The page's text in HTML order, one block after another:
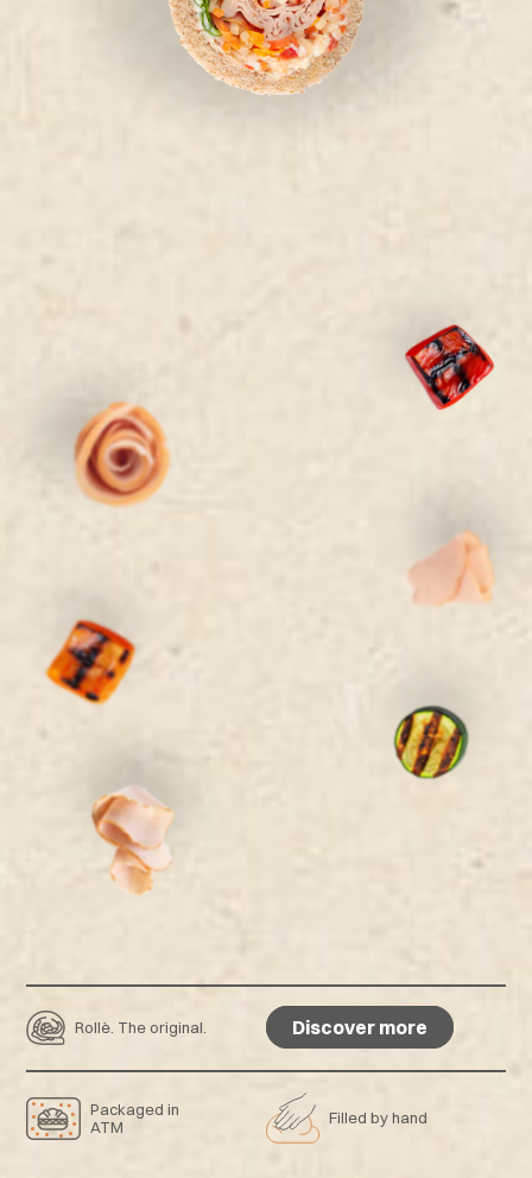
Rollè. The original. Discover more
Packaged in
ATM
Filled by hand